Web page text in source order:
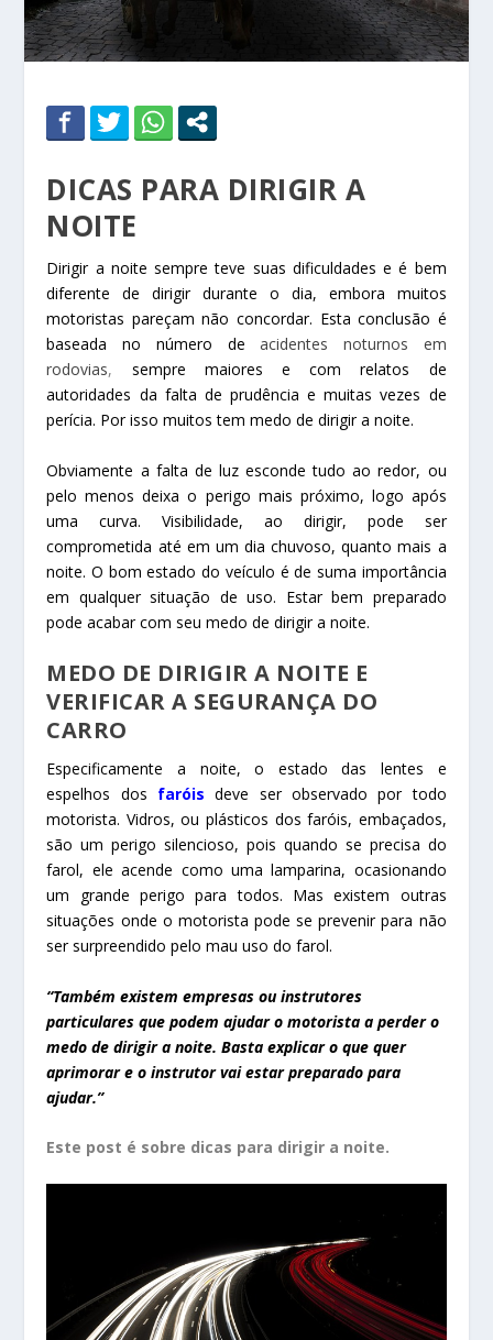
DICAS PARA DIRIGIR A
NOITE
Dirigir a noite sempre teve suas dificuldades e é bem
diferente de dirigir durante o dia, embora muitos
motoristas pareçam não concordar. Esta conclusão é
baseada no número de
acidentes noturnos em
rodovias, sempre maiores e com relatos de
autoridades da falta de prudência e muitas vezes de
perícia. Por isso muitos tem medo de dirigir a noite.
Obviamente a falta de luz esconde tudo ao redor, ou
pelo menos deixa o perigo mais próximo, logo após
uma curva. Visibilidade, ao dirigir, pode ser
comprometida até em um dia chuvoso, quanto mais a
noite. O bom estado do veículo é de suma importância
em qualquer situação de uso. Estar bem preparado
pode acabar com seu medo de dirigir a noite.
MEDO DE DIRIGIR A NOITE E
VERIFICAR A SEGURANÇA DO
CARRO
Especificamente a noite, o estado das lentes e
espelhos dos faróis deve ser observado por todo
motorista. Vidros, ou plásticos dos faróis, embaçados,
são um perigo silencioso, pois quando se precisa do
farol, ele acende como uma lamparina, ocasionando
um grande perigo para todos. Mas existem outras
situações onde o motorista pode se prevenir para não
ser surpreendido pelo mau uso do farol.
“Também existem empresas ou instrutores
particulares que podem ajudar o motorista a perder o
medo de dirigir a noite. Basta explicar o que quer
aprimorar e o instrutor vai estar preparado para
ajudar.”
Este post é sobre dicas para dirigir a noite.